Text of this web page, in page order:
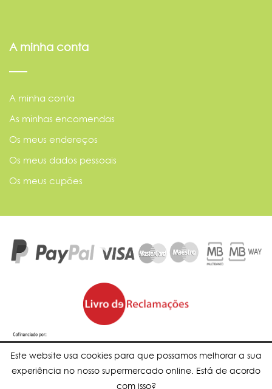
Este website usa cookies para que possamos melhorar a sua
experiência no nosso supermercado online. Está de acordo
com isso?
A minha conta
A minha conta
As minhas encomendas
Os meus endereços
Os meus dados pessoais
Os meus cupões